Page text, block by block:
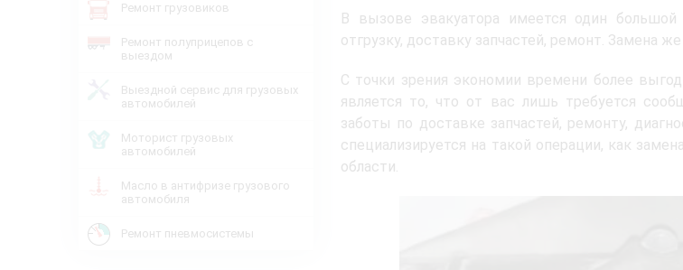
Ремонт грузовиков
Ремонт полуприцепов с
выездом
Выездной сервис для грузовых
автомобилей
Моторист грузовых
автомобилей
Масло в антифризе грузового
автомобиля
Ремонт пневмосистемы
В вызове эвакуатора имеется один
отгрузку, доставку запчастей, ремонт. Замена
С точки зрения экономии времени более
является то, что от вас лишь требуется
заботы по доставке запчастей, ремонту,
специализируется на такой операции, как
области.